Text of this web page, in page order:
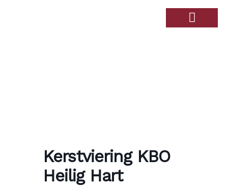
Kerstviering KBO
Heilig Hart